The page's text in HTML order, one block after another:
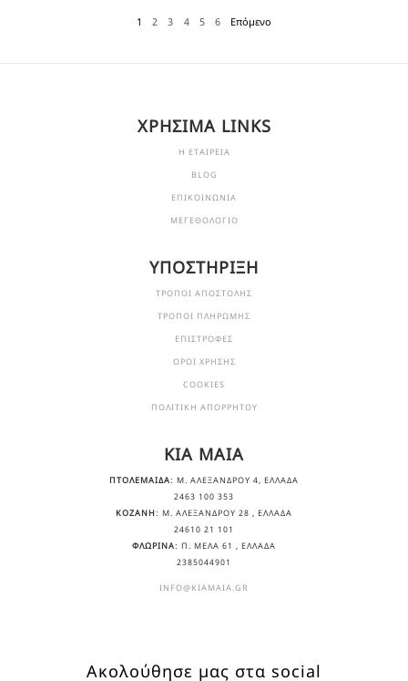
1 2 3 4 5 6 Επόμενο
ΧΡΗΣΙΜΑ LINKS
Η ΕΤΑΙΡΕΙΑ
BLOG
ΕΠΙΚΟΙΝΩΝΙΑ
ΜΕΓΕΘΟΛΟΓΙΟ
ΥΠΟΣΤΗΡΙΞΗ
ΤΡΟΠΟΙ ΑΠΟΣΤΟΛΗΣ
ΤΡΟΠΟΙ ΠΛΗΡΩΜΗΣ
ΕΠΙΣΤΡΟΦΕΣ
ΟΡΟΙ ΧΡΗΣΗΣ
COOKIES
ΠΟΛΙΤΙΚΗ ΑΠΟΡΡΗΤΟΥ
KIA MAIA
ΠΤΟΛΕΜΑΙΔΑ: Μ. ΑΛΕΞΆΝΔΡΟΥ 4, ΕΛΛΆΔΑ
2463 100 353
ΚΟΖΑΝΗ: Μ. ΑΛΕΞΆΝΔΡΟΥ 28 , ΕΛΛΆΔΑ
24610 21 101
ΦΛΩΡΙΝΑ: Π. ΜΕΛΑ 61 , ΕΛΛΆΔΑ
2385044901
INFO@KIAMAIA.GR
Ακολούθησε μας στα social